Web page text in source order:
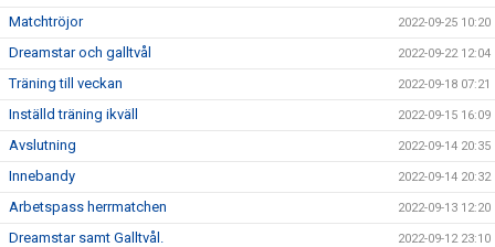
Matchtröjor 2022-09-25 10:20
Dreamstar och galltvål 2022-09-22 12:04
Träning till veckan 2022-09-18 07:21
Inställd träning ikväll 2022-09-15 16:09
Avslutning 2022-09-14 20:35
Innebandy 2022-09-14 20:32
Arbetspass herrmatchen 2022-09-13 12:20
Dreamstar samt Galltvål. 2022-09-12 23:10